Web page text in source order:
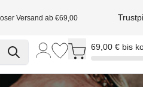
Versand ab €69,00
69,00 € bis